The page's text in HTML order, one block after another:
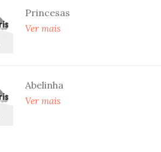
Princesas
Ver mais
Abelinha
Ver mais